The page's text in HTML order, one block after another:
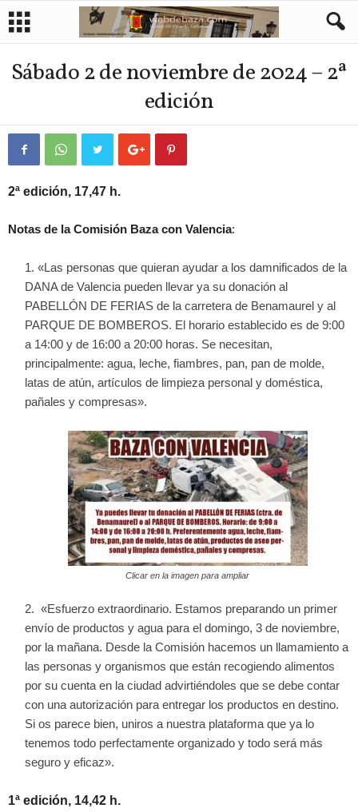
Sábado 2 de noviembre de 2024 – 2ª
edición
2ª edición, 17,47 h.
Notas de la Comisión Baza con Valencia:
«Las personas que quieran ayudar a los damnificados de la
DANA de Valencia pueden llevar ya su donación al
PABELLÓN DE FERIAS de la carretera de Benamaurel y al
PARQUE DE BOMBEROS. El horario establecido es de 9:00
a 14:00 y de 16:00 a 20:00 horas. Se necesitan,
principalmente: agua, leche, fiambres, pan, pan de molde,
latas de atún, artículos de limpieza personal y doméstica,
pañales y compresas».
Clicar en la imagen para ampliar
«Esfuerzo extraordinario. Estamos preparando un primer
envío de productos y agua para el domingo, 3 de noviembre,
por la mañana. Desde la Comisión hacemos un llamamiento a
las personas y organismos que están recogiendo alimentos
por su cuenta en la ciudad advirtiéndoles que se debe contar
con una autorización para entregar los productos en destino.
Si os parece bien, uniros a nuestra plataforma que ya lo
tenemos todo perfectamente organizado y todo será más
seguro y eficaz».
1ª edición, 14,42 h.